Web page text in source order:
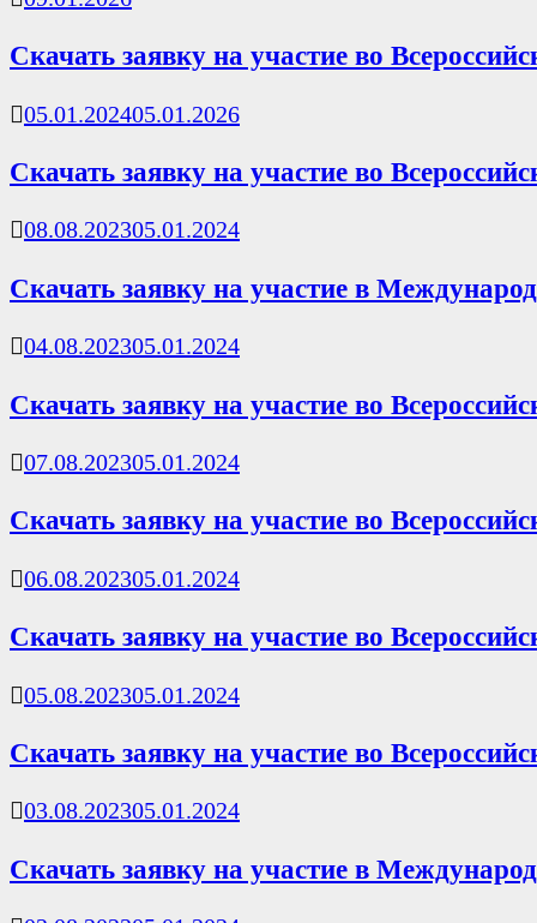
Скачать заявку на участие во
05.01.202405.01.2026
Скачать заявку на участие во
08.08.202305.01.2024
Скачать заявку на участие в
04.08.202305.01.2024
Скачать заявку на участие во
07.08.202305.01.2024
Скачать заявку на участие во
06.08.202305.01.2024
Скачать заявку на участие во
05.08.202305.01.2024
Скачать заявку на участие во
03.08.202305.01.2024
Скачать заявку на участие в